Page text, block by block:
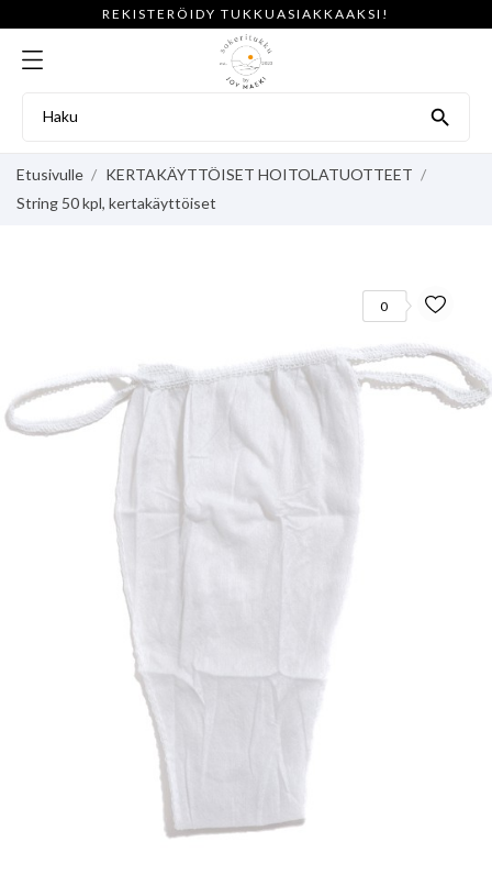
REKISTERÖIDY TUKKUASIAKKAAKSI!

Etusivulle
KERTAKÄYTTÖISET HOITOLATUOTTEET
String 50 kpl, kertakäyttöiset
0